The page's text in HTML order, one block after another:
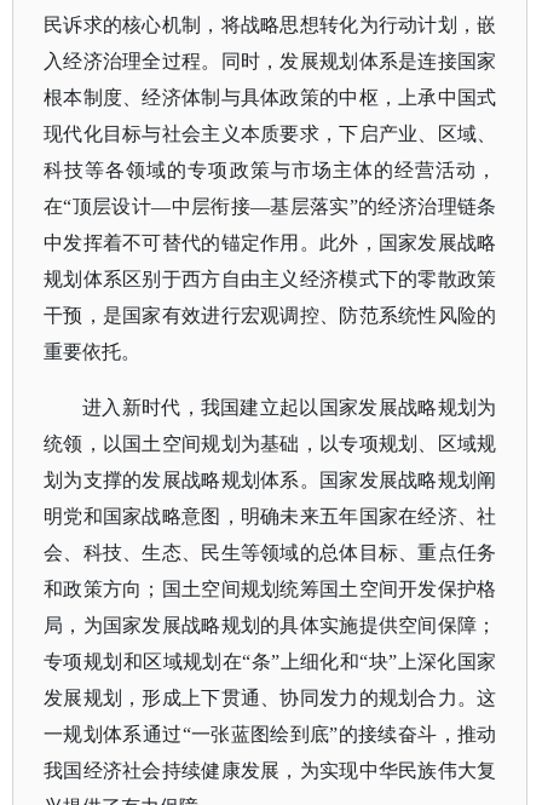
民诉求的核心机制，将战略思想转化为行动计划，嵌
入经济治理全过程。同时，发展规划体系是连接国家
根本制度、经济体制与具体政策的中枢，上承中国式
现代化目标与社会主义本质要求，下启产业、区域、
科技等各领域的专项政策与市场主体的经营活动，
在“顶层设计—中层衔接—基层落实”的经济治理链条
中发挥着不可替代的锚定作用。此外，国家发展战略
规划体系区别于西方自由主义经济模式下的零散政策
干预，是国家有效进行宏观调控、防范系统性风险的
重要依托。
进入新时代，我国建立起以国家发展战略规划为
统领，以国土空间规划为基础，以专项规划、区域规
划为支撑的发展战略规划体系。国家发展战略规划阐
明党和国家战略意图，明确未来五年国家在经济、社
会、科技、生态、民生等领域的总体目标、重点任务
和政策方向；国土空间规划统筹国土空间开发保护格
局，为国家发展战略规划的具体实施提供空间保障；
专项规划和区域规划在“条”上细化和“块”上深化国家
发展规划，形成上下贯通、协同发力的规划合力。这
一规划体系通过“一张蓝图绘到底”的接续奋斗，推动
我国经济社会持续健康发展，为实现中华民族伟大复